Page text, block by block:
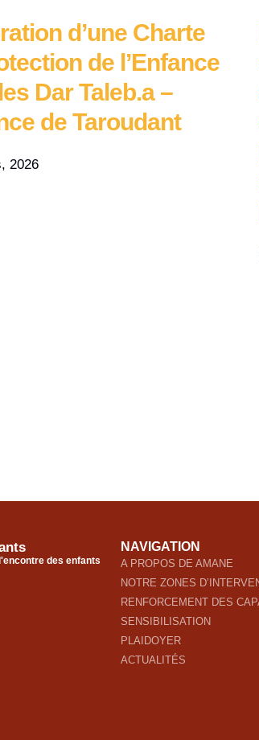
d’une Charte
de l’Enfance
Dar Taleb.a –
de Taroudant
2026
des enfants
NAVIGATION
A PROPOS DE AMANE
NOTRE ZONES
RENFORCEMENT DES
SENSIBILISATION
PLAIDOYER
ACTUALITÉS